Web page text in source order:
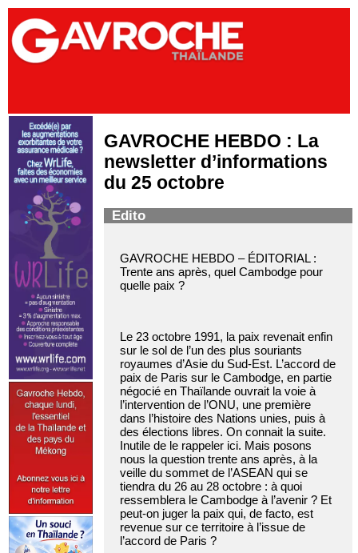
GAVROCHE HEBDO : La
newsletter d’informations
du 25 octobre
Edito
GAVROCHE HEBDO – ÉDITORIAL :
Trente ans après, quel Cambodge pour
quelle paix ?
Le 23 octobre 1991, la paix revenait enfin
sur le sol de l’un des plus souriants
royaumes d’Asie du Sud-Est. L’accord de
paix de Paris sur le Cambodge, en partie
négocié en Thaïlande ouvrait la voie à
l’intervention de l’ONU, une première
dans l’histoire des Nations unies, puis à
des élections libres. On connait la suite.
Inutile de le rappeler ici. Mais posons
nous la question trente ans après, à la
veille du sommet de l’ASEAN qui se
tiendra du 26 au 28 octobre : à quoi
ressemblera le Cambodge à l’avenir ? Et
peut-on juger la paix qui, de facto, est
revenue sur ce territoire à l’issue de
l’accord de Paris ?